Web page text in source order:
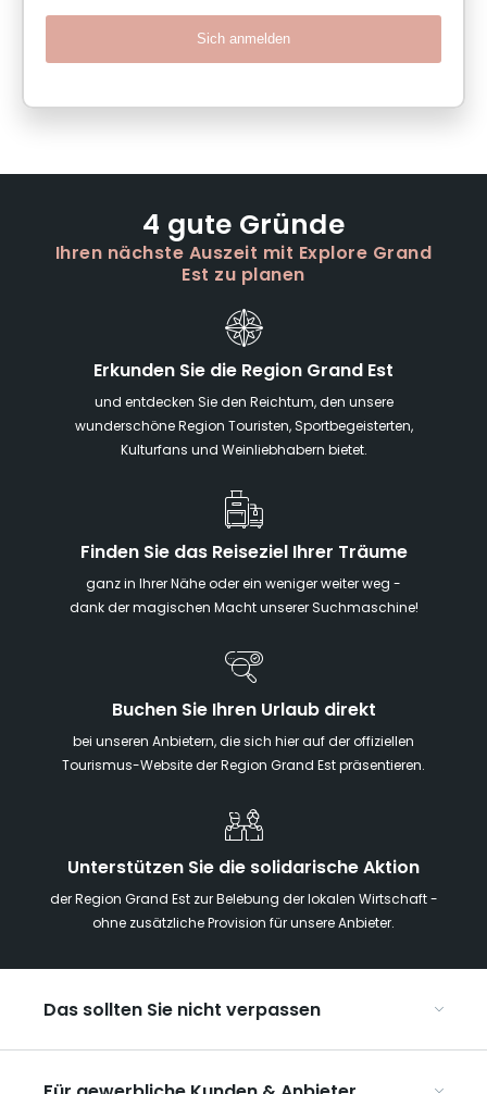
Sich anmelden
4 gute Gründe
Ihren nächste Auszeit mit Explore Grand
Est zu planen
Erkunden Sie die Region Grand Est
und entdecken Sie den Reichtum, den unsere
wunderschöne Region Touristen, Sportbegeisterten,
Kulturfans und Weinliebhabern bietet.
Finden Sie das Reiseziel Ihrer Träume
ganz in Ihrer Nähe oder ein weniger weiter weg -
dank der magischen Macht unserer Suchmaschine!
Buchen Sie Ihren Urlaub direkt
bei unseren Anbietern, die sich hier auf der offiziellen
Tourismus-Website der Region Grand Est präsentieren.
Unterstützen Sie die solidarische Aktion
der Region Grand Est zur Belebung der lokalen Wirtschaft -
ohne zusätzliche Provision für unsere Anbieter.
Das sollten Sie nicht verpassen